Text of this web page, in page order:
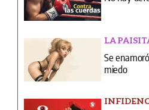
LA
Se
miedo